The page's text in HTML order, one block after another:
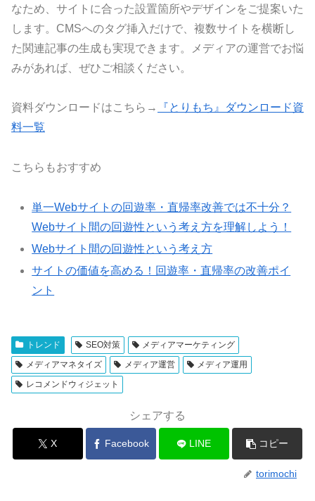
なため、サイトに合った設置箇所やデザインをご提案いた
します。CMSへのタグ挿入だけで、複数サイトを横断し
た関連記事の生成も実現できます。メディアの運営でお悩
みがあれば、ぜひご相談ください。
資料ダウンロードはこちら→
『とりもち』ダウンロード資
料一覧
こちらもおすすめ
単一Webサイトの回遊率・直帰率改善では不十分？
Webサイト間の回遊性という考え方を理解しよう！
Webサイト間の回遊性という考え方
サイトの価値を高める！回遊率・直帰率の改善ポイ
ント
トレンド SEO対策
メディアマーケティング
メディアマネタイズ
メディア運営
メディア運用
レコメンドウィジェット
シェアする
X Facebook LINE コピー
torimochi